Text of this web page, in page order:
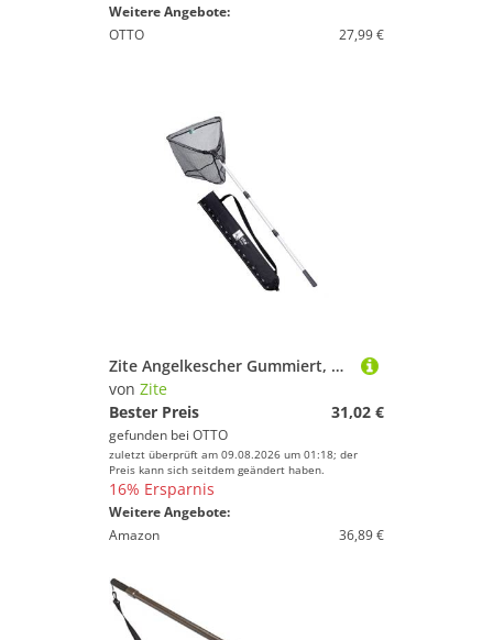
Weitere Angebote:
OTTO
27,99 €
Zite Angelkescher Gummiert, Teleskopkescher 210cm mit Maßband-Tragetasche
von Zite
Bester Preis
31,02 €
gefunden bei OTTO
zuletzt überprüft am 09.08.2026 um 01:18; der
Preis kann sich seitdem geändert haben.
16% Ersparnis
Weitere Angebote:
Amazon
36,89 €